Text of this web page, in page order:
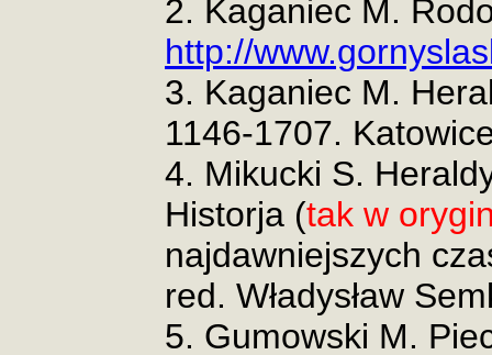
2. Kaganiec M.
http://
3. Kaganiec M.
1146-1707.
4. Mikucki S.
Historja (tak w
najdawniejszych
red. Władysław
5. Gumowski M.